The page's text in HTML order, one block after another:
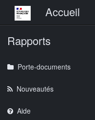
Menu principalAccueil
Rapports
Porte-documents
Nouveautés
Aide